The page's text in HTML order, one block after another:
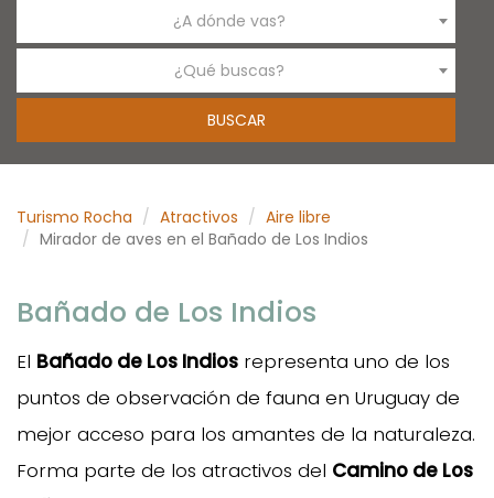
¿A dónde vas?
¿Qué buscas?
Turismo Rocha Atractivos
Aire libre
Mirador de aves en el Bañado de Los Indios
Bañado de Los Indios
El Bañado de Los Indios representa uno de los
puntos de observación de fauna en Uruguay de
mejor acceso para los amantes de la naturaleza.
Forma parte de los atractivos del Camino de Los